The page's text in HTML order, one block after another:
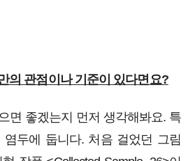
의 관점이나 기준이 있다면요?
면 좋겠는지 먼저 생각해봐요. 특
두에 둡니다. 처음 걸었던 그림